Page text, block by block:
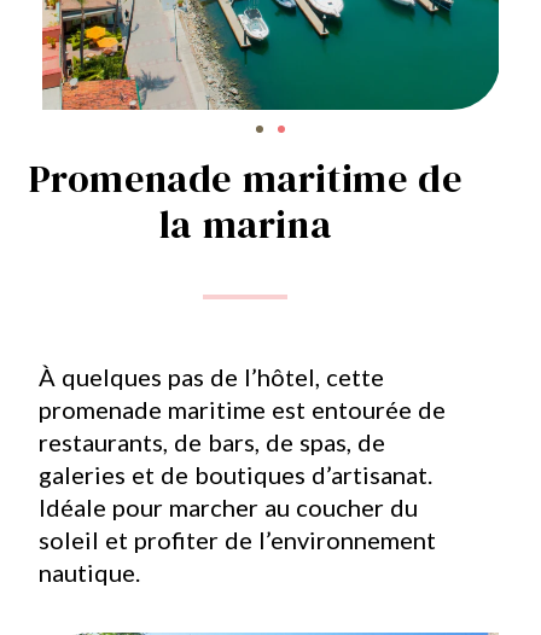
Promenade maritime de
la marina
À quelques pas de l’hôtel, cette
promenade maritime est entourée de
restaurants, de bars, de spas, de
galeries et de boutiques d’artisanat.
Idéale pour marcher au coucher du
soleil et profiter de l’environnement
nautique.